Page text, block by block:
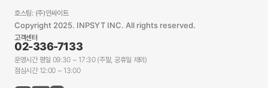
호스팅: (주)인싸이트
Copyright 2025. INPSYT INC. All rights reserved.
고객센터
02-336-7133
운영시간 평일 09:30 ~ 17:30 (주말, 공휴일 제외)
점심시간 12:00 ~ 13:00